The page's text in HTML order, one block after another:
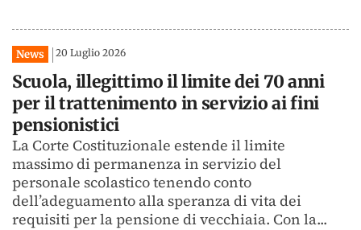
News 20 Luglio 2026
Scuola, illegittimo il limite dei 70 anni
per il trattenimento in servizio ai fini
pensionistici
La Corte Costituzionale estende il limite
massimo di permanenza in servizio del
personale scolastico tenendo conto
dell’adeguamento alla speranza di vita dei
requisiti per la pensione di vecchiaia. Con la...